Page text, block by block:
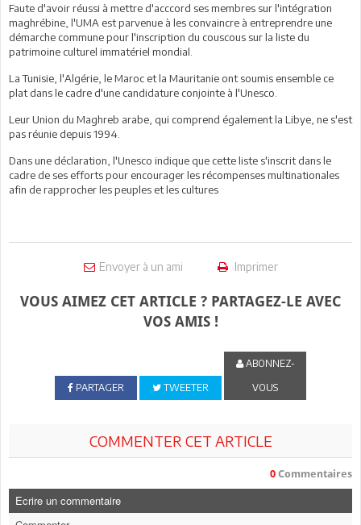
Faute d'avoir réussi à mettre d'acccord ses membres sur l'intégration
maghrébine, l'UMA est parvenue à les convaincre à entreprendre une
démarche commune pour l'inscription du couscous sur la liste du
patrimoine culturel immatériel mondial.
La Tunisie, l'Algérie, le Maroc et la Mauritanie ont soumis ensemble ce
plat dans le cadre d'une candidature conjointe à l'Unesco.
Leur Union du Maghreb arabe, qui comprend également la Libye, ne s'est
pas réunie depuis 1994.
Dans une déclaration, l'Unesco indique que cette liste s'inscrit dans le
cadre de ses efforts pour encourager les récompenses multinationales
afin de rapprocher les peuples et les cultures
Envoyer à un ami Imprimer
VOUS AIMEZ CET ARTICLE ? PARTAGEZ-LE AVEC
VOS AMIS !
PARTAGER TWEETER
ABONNEZ-
VOUS
COMMENTER CET ARTICLE
0 Commentaires
Ecrire un commentaire